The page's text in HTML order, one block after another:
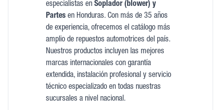
especialistas en Soplador (blower) y
Partesen Honduras. Con más de 35 años
de experiencia, ofrecemos el catálogo más
amplio de repuestos automotrices del país.
Nuestros productos incluyen las mejores
marcas internacionales con garantía
extendida, instalación profesional y servicio
técnico especializado en todas nuestras
sucursales a nivel nacional.